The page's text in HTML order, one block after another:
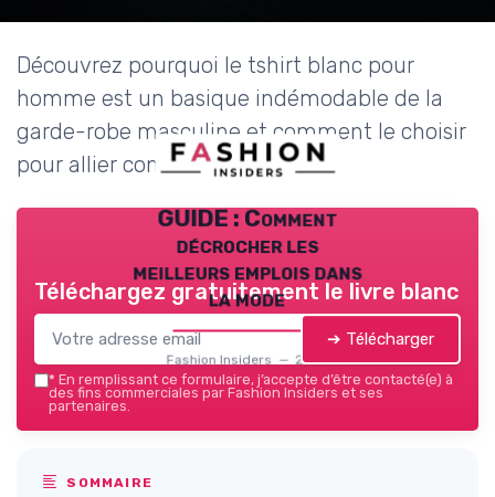
Découvrez pourquoi le tshirt blanc pour
homme est un basique indémodable de la
garde-robe masculine et comment le choisir
pour allier confort et style.
GUIDE : Comment
décrocher les
meilleurs emplois dans
la mode
Fashion Insiders — 2026
Téléchargez gratuitement le livre blanc
➔ Télécharger
* En remplissant ce formulaire, j’accepte d’être contacté(e) à
des fins commerciales par Fashion Insiders et ses
partenaires.
SOMMAIRE